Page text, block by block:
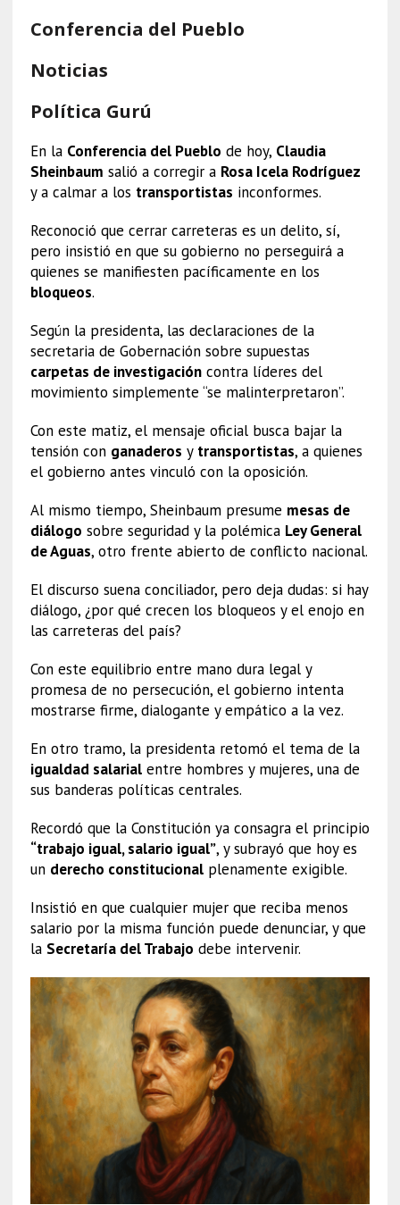
Conferencia del Pueblo
Noticias
Política Gurú
En la Conferencia del Pueblo de hoy, Claudia
Sheinbaum salió a corregir a Rosa Icela Rodríguez
y a calmar a los transportistas inconformes.
Reconoció que cerrar carreteras es un delito, sí,
pero insistió en que su gobierno no perseguirá a
quienes se manifiesten pacíficamente en los
bloqueos.
Según la presidenta, las declaraciones de la
secretaria de Gobernación sobre supuestas
carpetas de investigacióncontra líderes del
movimiento simplemente “se malinterpretaron”.
Con este matiz, el mensaje oficial busca bajar la
tensión con ganaderos y transportistas, a quienes
el gobierno antes vinculó con la oposición.
Al mismo tiempo, Sheinbaum presume mesas de
diálogo sobre seguridad y la polémica Ley General
de Aguas, otro frente abierto de conflicto nacional.
El discurso suena conciliador, pero deja dudas: si hay
diálogo, ¿por qué crecen los bloqueos y el enojo en
las carreteras del país?
Con este equilibrio entre mano dura legal y
promesa de no persecución, el gobierno intenta
mostrarse firme, dialogante y empático a la vez.
En otro tramo, la presidenta retomó el tema de la
igualdad salarialentre hombres y mujeres, una de
sus banderas políticas centrales.
Recordó que la Constitución ya consagra el principio
“trabajo igual, salario igual”, y subrayó que hoy es
un derecho constitucionalplenamente exigible.
Insistió en que cualquier mujer que reciba menos
salario por la misma función puede denunciar, y que
la Secretaría del Trabajo debe intervenir.